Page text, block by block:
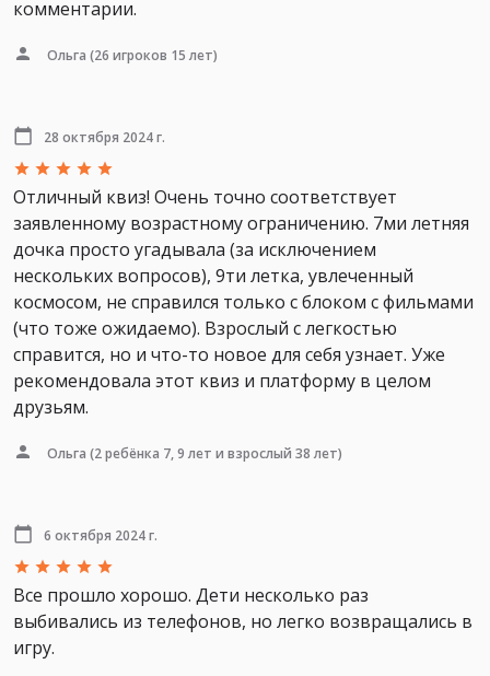
комментарии.
Ольга (26 игроков 15 лет)
28 октября 2024 г.
Отличный квиз! Очень точно соответствует
заявленному возрастному ограничению. 7ми летняя
дочка просто угадывала (за исключением
нескольких вопросов), 9ти летка, увлеченный
космосом, не справился только с блоком с фильмами
(что тоже ожидаемо). Взрослый с легкостью
справится, но и что-то новое для себя узнает. Уже
рекомендовала этот квиз и платформу в целом
друзьям.
Ольга (2 ребёнка 7, 9 лет и взрослый 38 лет)
6 октября 2024 г.
Все прошло хорошо. Дети несколько раз
выбивались из телефонов, но легко возвращались в
игру.